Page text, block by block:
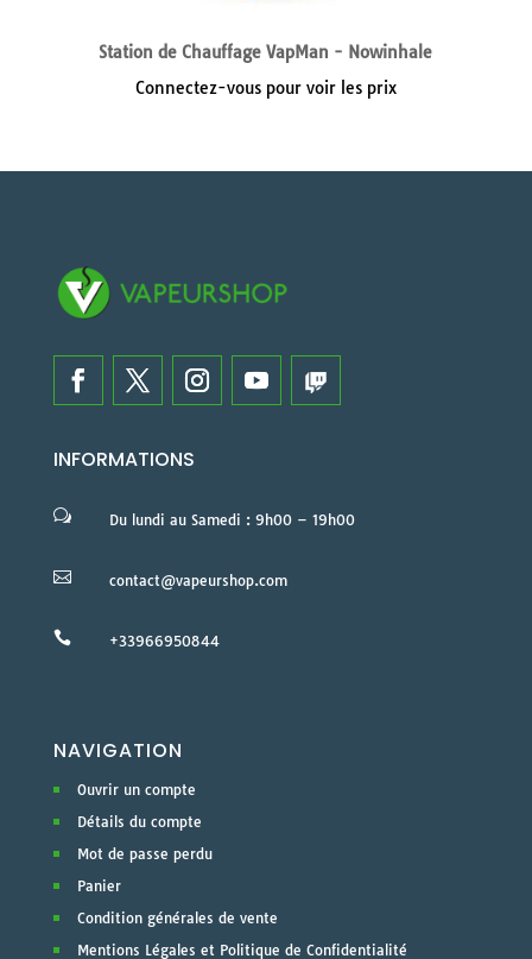
Station de Chauffage VapMan - Nowinhale
Connectez-vous pour voir les prix
INFORMATIONS
w Du lundi au Samedi : 9h00 – 19h00
 contact@vapeurshop.com
 +33966950844
NAVIGATION
Ouvrir un compte
Détails du compte
Mot de passe perdu
Panier
Condition générales de vente
Mentions Légales et Politique de Confidentialité